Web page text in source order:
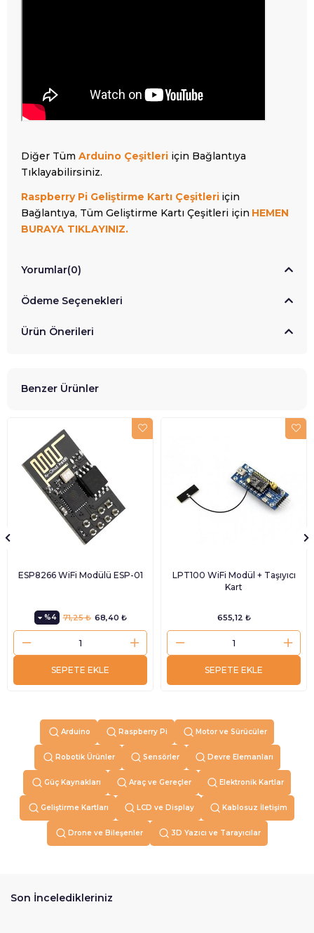
Diğer Tüm Arduino Çeşitleri için Bağlantıya
Tıklayabilirsiniz.
Raspberry Pi Geliştirme Kartı Çeşitleri için
Bağlantıya, Tüm Geliştirme Kartı Çeşitleri için HEMEN
BURAYA TIKLAYINIZ.
Yorumlar(0)
Ödeme Seçenekleri
Ürün Önerileri
Benzer Ürünler
ESP8266 WiFi Modülü ESP-01
%4 68,40 ₺
71,25 ₺
SEPETE EKLE
LPT100 WiFi Modül + Taşıyıcı
Kart
655,12 ₺
SEPETE EKLE
Arduino Raspberry Pi Motor ve Sürücüler
Robotik Ürünler Sensörler Devre Elemanları
Güç Kaynakları Araç ve Gereçler Elektronik Kartlar
Geliştirme Kartları LCD ve Display Kablosuz İletişim
Drone ve Bileşenler 3D Yazıcı ve Tarayıcılar
Son İnceledikleriniz